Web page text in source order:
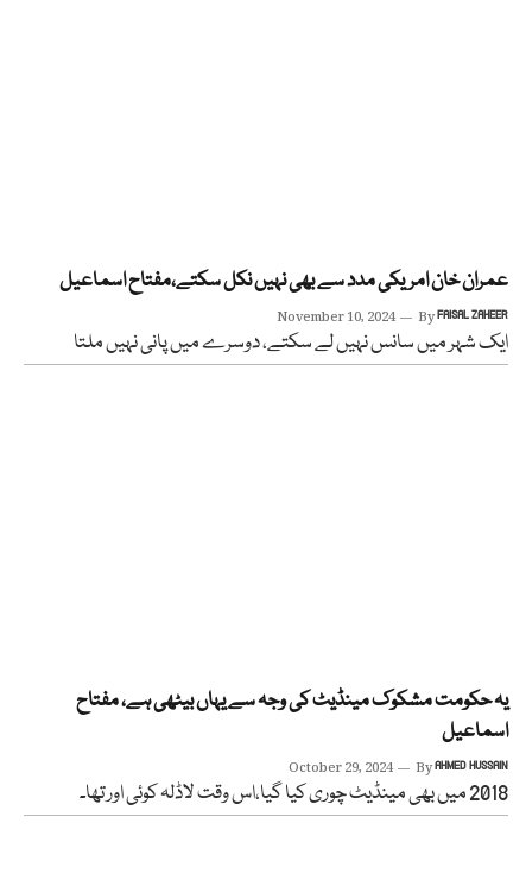
عمران خان امریکی مدد سے بھی نہیں نکل سکتے،مفتاح اسماعیل
November 10, 2024 ByFAISAL ZAHEER
ایک شہر میں سانس نہیں لے سکتے، دوسرے میں پانی نہیں ملتا
یہ حکومت مشکوک مینڈیٹ کی وجہ سے یہاں بیٹھی ہے، مفتاح
اسماعیل
October 29, 2024 ByAHMED HUSSAIN
2018 میں بھی مینڈیٹ چوری کیا گیا،اس وقت لاڈلہ کوئی اور تھا۔